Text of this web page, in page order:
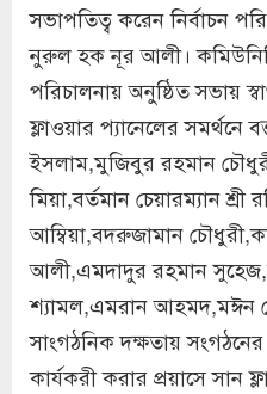
সভাপতিত্ব করেন নির্বাচন
নুরুল হক নূর আলী।
পরিচালনায় অনুষ্ঠিত সভায়
ফ্লাওয়ার প্যানেলের সমর্থনে
ইসলাম,মুজিবুর রহমান
মিয়া,বর্তমান চেয়ারম্যান
আম্বিয়া,বদরুজামান
আলী,এমদাদুর রহমান
শ্যামল,এমরান আহমদ,মঈন
সাংগঠনিক দক্ষতায়
কার্যকরী করার প্রয়াসে সান